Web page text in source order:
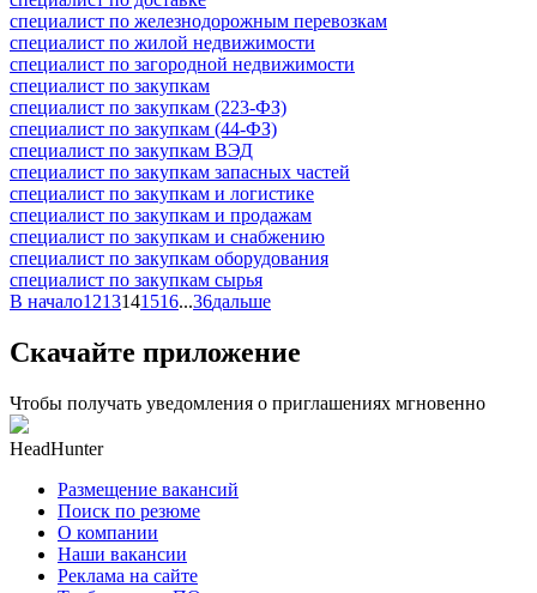
специалист по железнодорожным перевозкам
специалист по жилой недвижимости
специалист по загородной недвижимости
специалист по закупкам
специалист по закупкам (223-ФЗ)
специалист по закупкам (44-ФЗ)
специалист по закупкам ВЭД
специалист по закупкам запасных частей
специалист по закупкам и логистике
специалист по закупкам и продажам
специалист по закупкам и снабжению
специалист по закупкам оборудования
специалист по закупкам сырья
В начало1213141516...36дальше
Скачайте приложение
Чтобы получать уведомления о приглашениях мгновенно
HeadHunter
Размещение вакансий
Поиск по резюме
О компании
Наши вакансии
Реклама на сайте